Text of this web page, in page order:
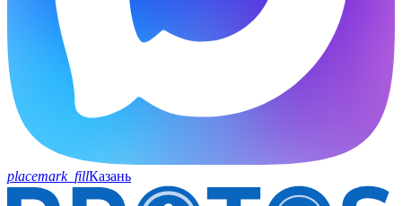
placemark_fillКазань